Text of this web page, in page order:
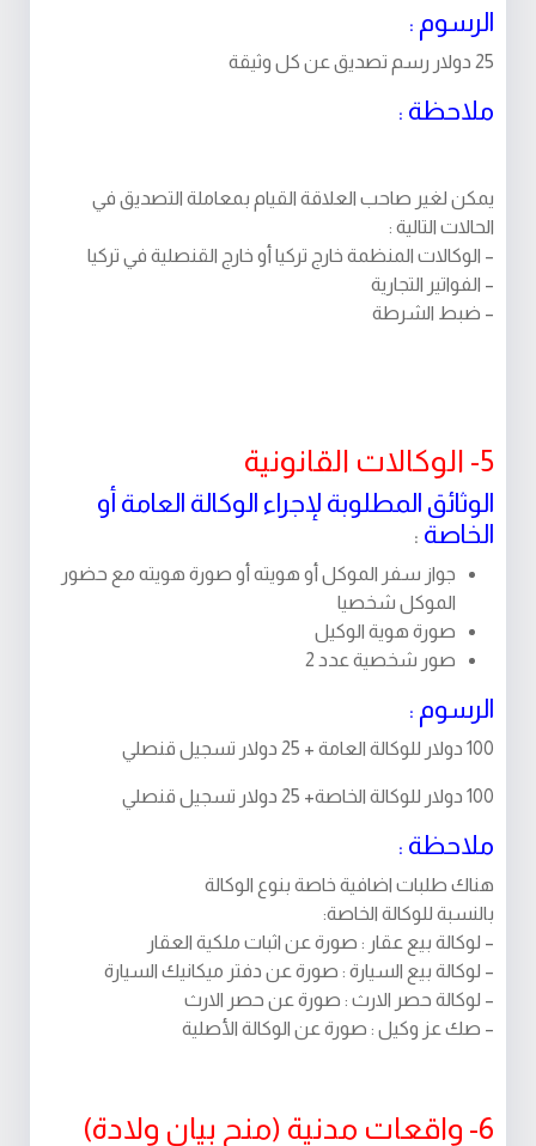
الرسوم :
25 دولار رسم تصديق عن كل وثيقة
ملاحظة :
يمكن لغير صاحب العلاقة القيام بمعاملة التصديق في
الحالات التالية :
– الوكالات المنظمة خارج تركيا أو خارج القنصلية في تركيا
– الفواتير التجارية
– ضبط الشرطة
5- الوكالات القانونية
الوثائق المطلوبة لإجراء الوكالة العامة أو
الخاصة :
جواز سفر الموكل أو هويته أو صورة هويته مع حضور
الموكل شخصيا
صورة هوية الوكيل
صور شخصية عدد 2
الرسوم :
100 دولار للوكالة العامة + 25 دولار تسجيل قنصلي
100 دولار للوكالة الخاصة+ 25 دولار تسجيل قنصلي
ملاحظة :
هناك طلبات اضافية خاصة بنوع الوكالة
بالنسبة للوكالة الخاصة:
– لوكالة بيع عقار : صورة عن اثبات ملكية العقار
– لوكالة بيع السيارة : صورة عن دفتر ميكانيك السيارة
– لوكالة حصر الارث : صورة عن حصر الارث
– صك عز وكيل : صورة عن الوكالة الأصلية
6- واقعات مدنية (منح بيان ولادة)